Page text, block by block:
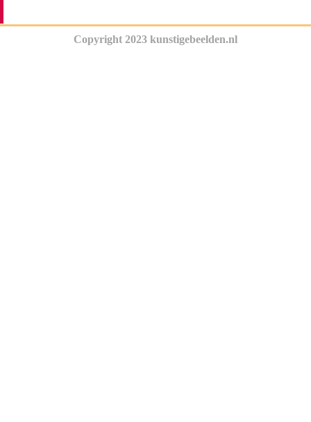
Copyright 2023 kunstigebeelden.nl